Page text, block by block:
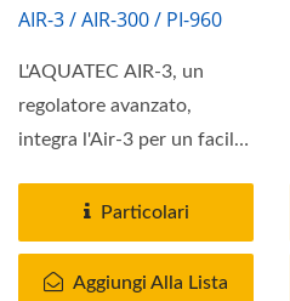
AIR-3 / AIR-300 / PI-960
L'AQUATEC AIR-3, un
regolatore avanzato,
integra l'Air-3 per un facile
Particolari
Aggiungi Alla Lista